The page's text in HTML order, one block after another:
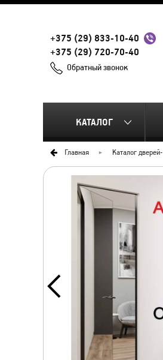
+375 (29) 833-10-40
+375 (29) 720-70-40
Обратный звонок
КАТАЛОГ
Главная Каталог дверей-